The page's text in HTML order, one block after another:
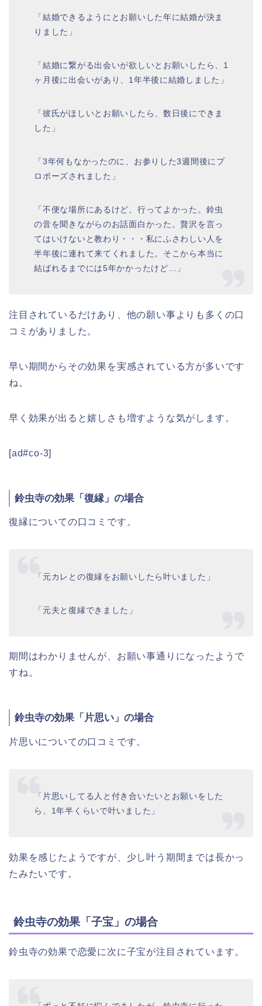
「結婚できるようにとお願いした年に結婚が決ま
りました」
「結婚に繋がる出会いが欲しいとお願いしたら、1
ヶ月後に出会いがあり、1年半後に結婚しました」
「彼氏がほしいとお願いしたら、数日後にできま
した」
「3年何もなかったのに、お参りした3週間後にプ
ロポーズされました」
「不便な場所にあるけど、行ってよかった。鈴虫
の音を聞きながらのお話面白かった。贅沢を言っ
てはいけないと教わり・・・私にふさわしい人を
半年後に連れて来てくれました。そこから本当に
結ばれるまでには5年かかったけど…」
注目されているだけあり、他の願い事よりも多くの口
コミがありました。
早い期間からその効果を実感されている方が多いです
ね。
早く効果が出ると嬉しさも増すような気がします。
[ad#co-3]
鈴虫寺の効果「復縁」の場合
復縁についての口コミです。
「元カレとの復縁をお願いしたら叶いました」
「元夫と復縁できました」
期間はわかりませんが、お願い事通りになったようで
すね。
鈴虫寺の効果「片思い」の場合
片思いについての口コミです。
「片思いしてる人と付き合いたいとお願いをした
ら、1年半くらいで叶いました」
効果を感じたようですが、少し叶う期間までは長かっ
たみたいです。
鈴虫寺の効果「子宝」の場合
鈴虫寺の効果で恋愛に次に子宝が注目されています。